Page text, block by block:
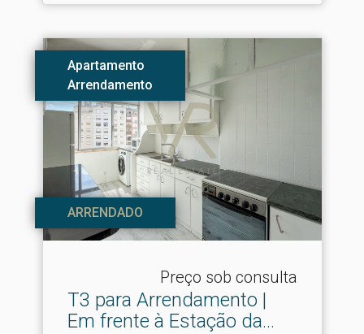
Apartamento
Arrendamento
ARRENDADO
Preço sob consulta
T3 para Arrendamento |
Em frente à Estação da.​..